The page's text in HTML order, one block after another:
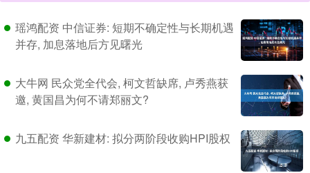
瑶鸿配资 中信证券: 短期不确定性与长期机遇
并存, 加息落地后方见曙光
大牛网 民众党全代会, 柯文哲缺席, 卢秀燕获
邀, 黄国昌为何不请郑丽文?
九五配资 华新建材: 拟分两阶段收购HPI股权